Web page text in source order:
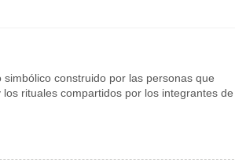
construido por las personas que
rituales compartidos por los integrantes de